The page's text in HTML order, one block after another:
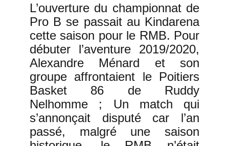
L’ouverture du championnat de
Pro B se passait au Kindarena
cette saison pour le RMB. Pour
débuter l’aventure 2019/2020,
Alexandre Ménard et son
groupe affrontaient le Poitiers
Basket 86 de Ruddy
Nelhomme ; Un match qui
s’annonçait disputé car l’an
passé, malgré une saison
0
1
2
3
0
1
2 0
0
1
2
3
4